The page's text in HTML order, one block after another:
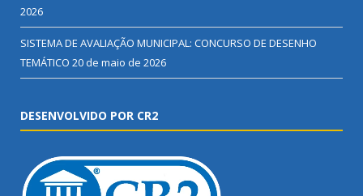
2026
SISTEMA DE AVALIAÇÃO MUNICIPAL: CONCURSO DE DESENHO
TEMÁTICO 20 de maio de 2026
DESENVOLVIDO POR CR2